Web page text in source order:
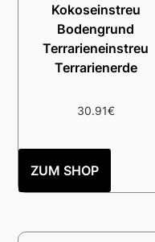
Kokoseinstreu
Bodengrund
Terrarieneinstreu
Terrarienerde
30.91€
ZUM SHOP